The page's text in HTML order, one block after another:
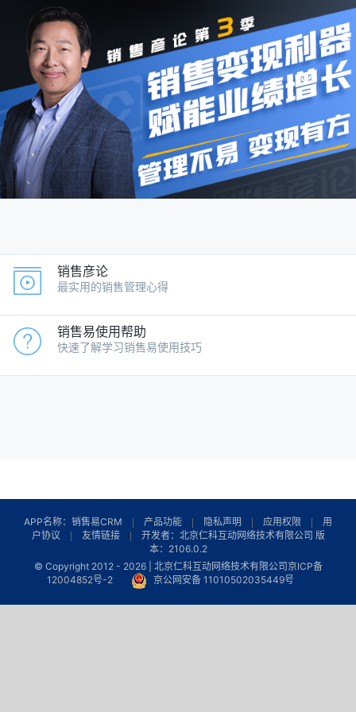
销售彦论
最实用的销售管理心得
销售易使用帮助
快速了解学习销售易使用技巧
APP名称：销售易CRM 产品功能 隐私声明 应用权限
用
户协议
友情链接
开发者：北京仁科互动网络技术有限公司 版
本：2106.0.2
© Copyright 2012 - 2026 | 北京仁科互动网络技术有限公司京ICP备
12004852号-2
京公网安备 11010502035449号